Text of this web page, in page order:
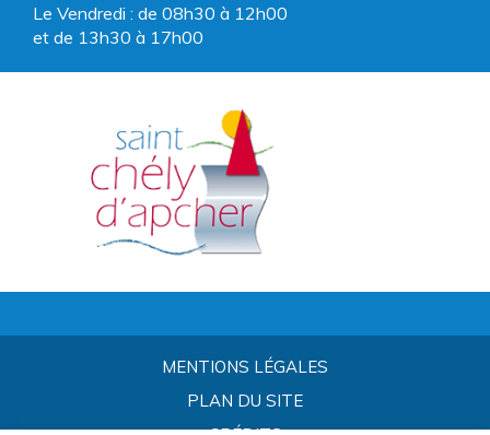
Le Vendredi : de 08h30 à 12h00
et de 13h30 à 17h00
MENTIONS LÉGALES
PLAN DU SITE